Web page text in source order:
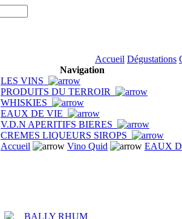
Accueil Dégustations
Navigation
LES VINS
PRODUITS DU TERROIR
WHISKIES
EAUX DE VIE
V.D.N APERITIFS BIERES
CREMES LIQUEURS SIROPS
Accueil
Vino Quid EAUX